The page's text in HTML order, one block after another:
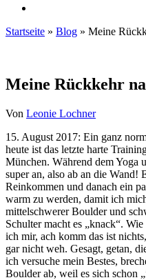
Startseite » Blog » Meine
Meine Rückkehr
Von Leonie Lochner
15. August 2017: Ein ganz
heute ist das letzte harte
München. Während dem Yoga
super an, also ab an die Wand!
Reinkommen und danach ein
warm zu werden, damit ich
mittelschwerer Boulder und
Schulter macht es „knack“.
ich mir, ach komm das ist
gar nicht weh. Gesagt, getan,
ich versuche mein Bestes,
Boulder ab, weil es sich schon